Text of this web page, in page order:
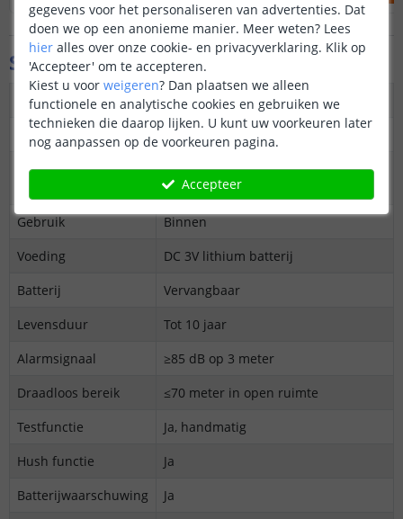
Specificaties
Type
Slimme rookmelder
Zigbee
Geschikt voor
Home Assistant, Homey en andere
Zigbee systemen
Gebruik
Binnen
Voeding
DC 3V lithium batterij
Batterij
Vervangbaar
Levensduur
Tot 10 jaar
Alarmsignaal
≥85 dB op 3 meter
Draadloos bereik
≤70 meter in open ruimte
Testfunctie
Ja, handmatig
Hush functie
Ja
Batterijwaarschuwing
Ja
gegevens voor het personaliseren van advertenties. Dat
doen we op een anonieme manier. Meer weten? Lees
hier alles over onze cookie- en privacyverklaring. Klik op
'Accepteer' om te accepteren.
Kiest u voor weigeren? Dan plaatsen we alleen
functionele en analytische cookies en gebruiken we
technieken die daarop lijken. U kunt uw voorkeuren later
nog aanpassen op de voorkeuren pagina.
Accepteer